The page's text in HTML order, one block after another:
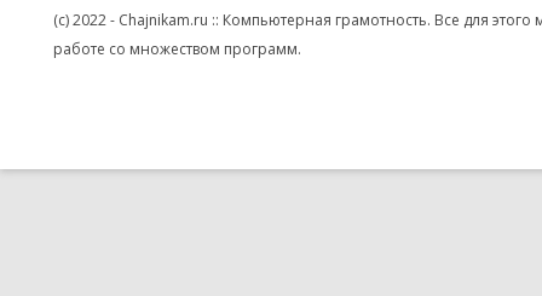
(c) 2022 - Chajnikam.ru :: Компьютерная грамотность. Все для
работе со множеством программ.